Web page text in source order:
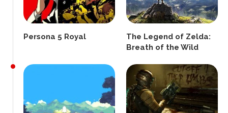
Persona 5 Royal
The Legend of Zelda:
Breath of the Wild